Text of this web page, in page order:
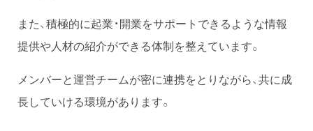
また、積極的に起業・開業をサポートできるような情報
提供や人材の紹介ができる体制を整えています。
メンバーと運営チームが密に連携をとりながら、共に成
長していける環境があります。